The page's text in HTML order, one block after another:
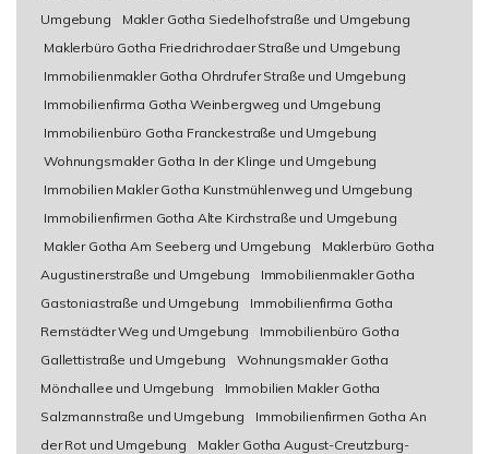
Umgebung
Makler Gotha Siedelhofstraße und Umgebung
Maklerbüro Gotha Friedrichrodaer Straße und Umgebung
Immobilienmakler Gotha Ohrdrufer Straße und Umgebung
Immobilienfirma Gotha Weinbergweg und Umgebung
Immobilienbüro Gotha Franckestraße und Umgebung
Wohnungsmakler Gotha In der Klinge und Umgebung
Immobilien Makler Gotha Kunstmühlenweg und Umgebung
Immobilienfirmen Gotha Alte Kirchstraße und Umgebung
Makler Gotha Am Seeberg und Umgebung
Maklerbüro Gotha
Augustinerstraße und Umgebung
Immobilienmakler Gotha
Gastoniastraße und Umgebung
Immobilienfirma Gotha
Remstädter Weg und Umgebung
Immobilienbüro Gotha
Gallettistraße und Umgebung
Wohnungsmakler Gotha
Mönchallee und Umgebung
Immobilien Makler Gotha
Salzmannstraße und Umgebung
Immobilienfirmen Gotha An
der Rot und Umgebung
Makler Gotha August-Creutzburg-